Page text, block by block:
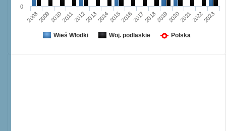
2008200920102011201220132014201520162017201820192020202120222023
0
Wieś Włodki Woj. podlaskie Polska